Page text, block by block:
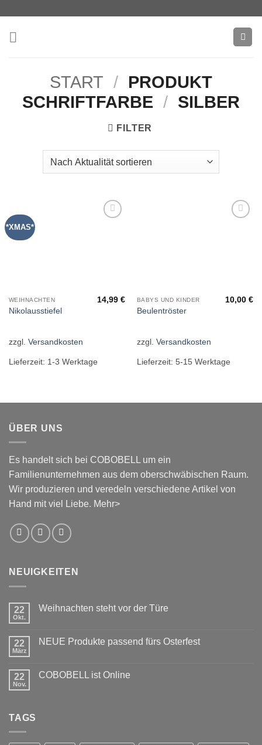
springen
START / PRODUKT
SCHRIFTFARBE / SILBER
FILTER
*XMAS*
WEIHNACHTEN
Nikolausstiefel
14,99€
zzgl. Versandkosten
Lieferzeit: 1-3 Werktage
BABYS UND KINDER
Beulentröster
10,00€
zzgl. Versandkosten
Lieferzeit: 5-15 Werktage
ÜBER UNS
Es handelt sich bei COBOBELL um ein
Familienunternehmen aus dem oberschwäbischen Raum.
Wir produzieren und veredeln verschiedene Artikel von
Hand mit viel Liebe. Mehr>
NEUIGKEITEN
22
Okt.
Weihnachten steht vor der Türe
Weihnachten
Türe
22
März
NEUE Produkte passend fürs Osterfest
NEUE
22
Nov.
COBOBELL ist Online
TAGS